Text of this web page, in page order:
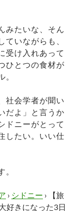
みたいな、そん
いながらも、
受け入れあって
ひとつの食材が
社会学者が聞い
だよ」と言うか
ドニーがとって
したい。いい仕
› シドニー › 【旅
好きになった3日